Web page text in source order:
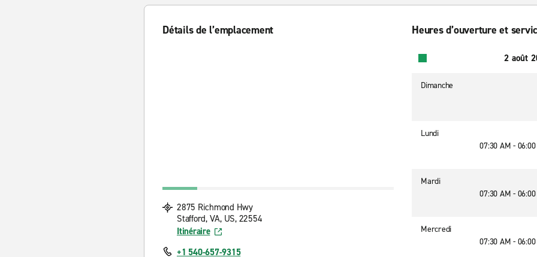
Détails de l’emplacement
2875 Richmond Hwy
Stafford, VA, US, 22554
Itinéraire
+1 540-657-9315
Heures d’ouverture et
2 août
Dimanche
Lundi
07:30 AM -
Mardi
07:30 AM -
Mercredi
07:30 AM -